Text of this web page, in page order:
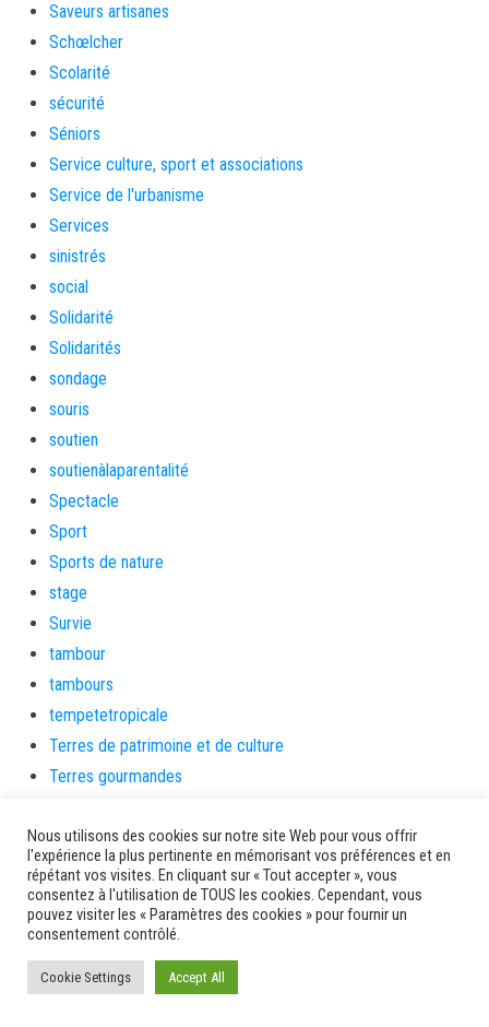
Saveurs artisanes
Schœlcher
Scolarité
sécurité
Séniors
Service culture, sport et associations
Service de l'urbanisme
Services
sinistrés
social
Solidarité
Solidarités
sondage
souris
soutien
soutienàlaparentalité
Spectacle
Sport
Sports de nature
stage
Survie
tambour
tambours
tempetetropicale
Terres de patrimoine et de culture
Terres gourmandes
Tourisme
toussaint
tradition
Transition Energétique
Transport et routes
Travail
Nous utilisons des cookies sur notre site Web pour vous offrir
l'expérience la plus pertinente en mémorisant vos préférences et en
répétant vos visites. En cliquant sur « Tout accepter », vous
consentez à l'utilisation de TOUS les cookies. Cependant, vous
pouvez visiter les « Paramètres des cookies » pour fournir un
consentement contrôlé.
Cookie Settings Accept All